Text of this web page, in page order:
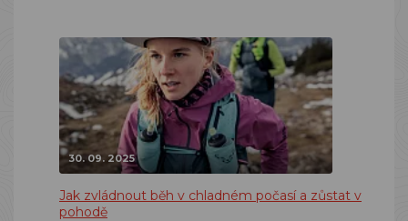
30. 09. 2025
Jak zvládnout běh v chladném počasí a zůstat v
pohodě